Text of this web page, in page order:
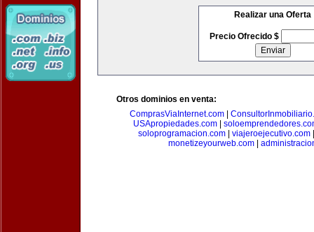
Realizar una Oferta
Precio Ofrecido $
Otros dominios en venta:
ComprasViaInternet.com
USApropiedades.com
soloprogramacion.com
viajeroejecutivo.com
monetizeyourweb.com